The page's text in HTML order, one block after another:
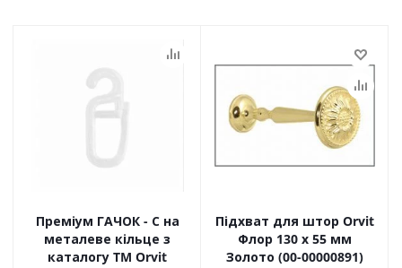
Преміум ГАЧОК - С на
металеве кільце з
каталогу TM Orvit
Підхват для штор Orvit
Флор 130 х 55 мм
Золото (00-00000891)